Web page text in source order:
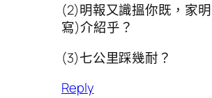
(2)明報又識搵你既，家
寫)介紹乎？
(3)七公里踩幾耐？
Reply